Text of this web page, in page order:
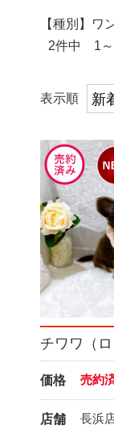
【種別】ワ
2件中 1～
表示順
チワワ（ロ
価格 売約
店舗 長浜